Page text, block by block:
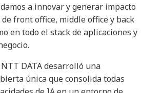
a innovar y generar impacto
front office, middle office y back
en todo el stack de aplicaciones y
DATA desarrolló una
única que consolida todas